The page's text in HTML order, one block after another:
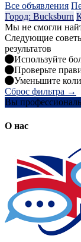
Все объявления
Город: Bucksburn
Мы не смогли
Следующие
результатов
Используйте
Проверьте
Уменьшите
Сброс фильтра →
Вы
О нас